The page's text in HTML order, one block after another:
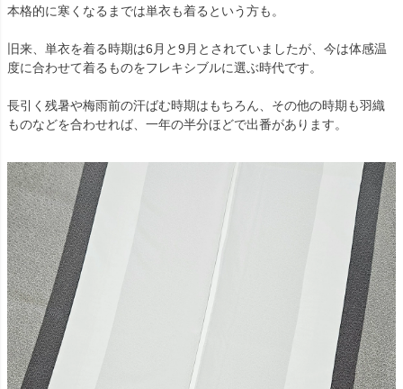
本格的に寒くなるまでは単衣も着るという方も。
旧来、単衣を着る時期は6月と9月とされていましたが、今は体感温
度に合わせて着るものをフレキシブルに選ぶ時代です。
長引く残暑や梅雨前の汗ばむ時期はもちろん、その他の時期も羽織
ものなどを合わせれば、一年の半分ほどで出番があります。